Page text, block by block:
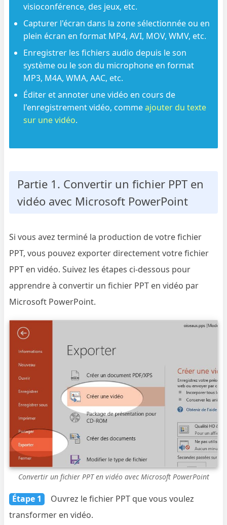
visioconférence, des jeux, etc.
Capturer l'écran dans la zone sélectionnée ou en
plein écran en format MP4, AVI, MOV, WMV, etc.
Enregistrer les fichiers audio depuis le son
système ou le son du microphone en format
MP3, M4A, WMA, AAC, etc.
Éditer et annoter une vidéo en cours de
l'enregistrement vidéo, commeajouter du texte
sur une vidéo.
Partie 1. Convertir un fichier PPT en
vidéo avec Microsoft PowerPoint
Si vous avez terminé la production de votre fichier
PPT, vous pouvez exporter directement votre fichier
PPT en vidéo. Suivez les étapes ci-dessous pour
apprendre à convertir un fichier PPT en vidéo par
Microsoft PowerPoint.
Convertir un fichier PPT en vidéo avec Microsoft PowerPoint
Étape 1
Ouvrez le fichier PPT que vous voulez
transformer en vidéo.